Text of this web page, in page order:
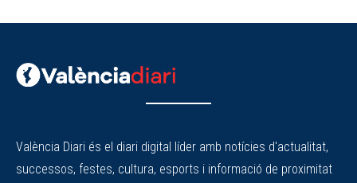
València Diari és el diari digital líder amb notícies d'actualitat,
successos, festes, cultura, esports i informació de proximitat